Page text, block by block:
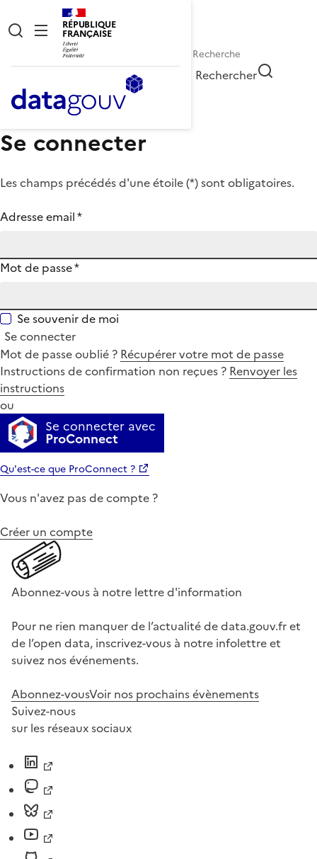
RÉPUBLIQUE
FRANÇAISE
Rechercher
Se connecter
Les champs précédés d'une étoile (*) sont obligatoires.
Adresse email*
Mot de passe*
Se souvenir de moi
Se connecter
Mot de passe oublié ? Récupérer votre mot de passe
Instructions de confirmation non reçues ? Renvoyer les
instructions
ou
Se connecter avec
ProConnect
Qu'est-ce que ProConnect ?
Vous n'avez pas de compte ?
Créer un compte
Abonnez-vous à notre lettre d'information
Pour ne rien manquer de l’actualité de data.gouv.fr et
de l’open data, inscrivez-vous à notre infolettre et
suivez nos événements.
Abonnez-vousVoir nos prochains évènements
Suivez-nous
sur les réseaux sociaux